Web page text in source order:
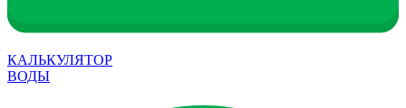
КАЛЬКУЛЯТОР
ВОДЫ